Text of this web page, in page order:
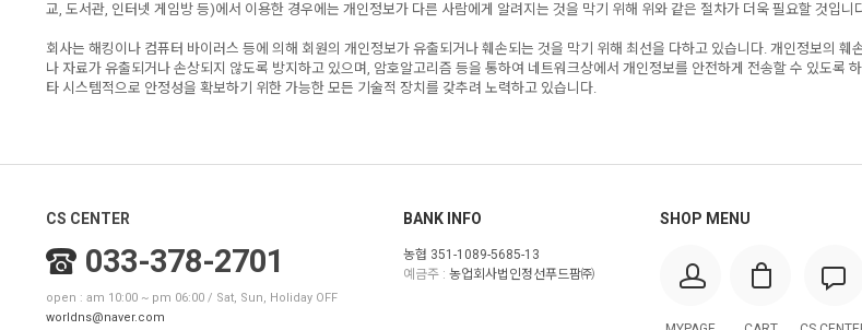
교, 도서관, 인터넷 게임방 등)에서 이용한 경우에는 개인정보가 다른 사람에게 알려지는 것을 막기 위해 위와 같은 절차가 더욱 필요할 것입니
회사는 해킹이나 컴퓨터 바이러스 등에 의해 회원의 개인정보가 유출되거나 훼손되는 것을 막기 위해 최선을 다하고 있습니다. 개인정보의
나 자료가 유출되거나 손상되지 않도록 방지하고 있으며, 암호알고리즘 등을 통하여 네트워크상에서 개인정보를 안전하게 전송할 수 있도록
타 시스템적으로 안정성을 확보하기 위한 가능한 모든 기술적 장치를 갖추려 노력하고 있습니다.
CS CENTER
033-378-2701
open : am 10:00 ~ pm 06:00 / Sat, Sun, Holiday OFF
worldns@naver.com
BANK INFO
농협 351-1089-5685-13
예금주 : 농업회사법인정선푸드팜㈜
SHOP MENU